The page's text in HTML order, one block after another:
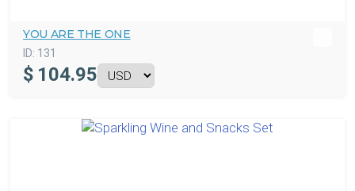
YOU ARE THE ONE
ID: 131
$ 104.95